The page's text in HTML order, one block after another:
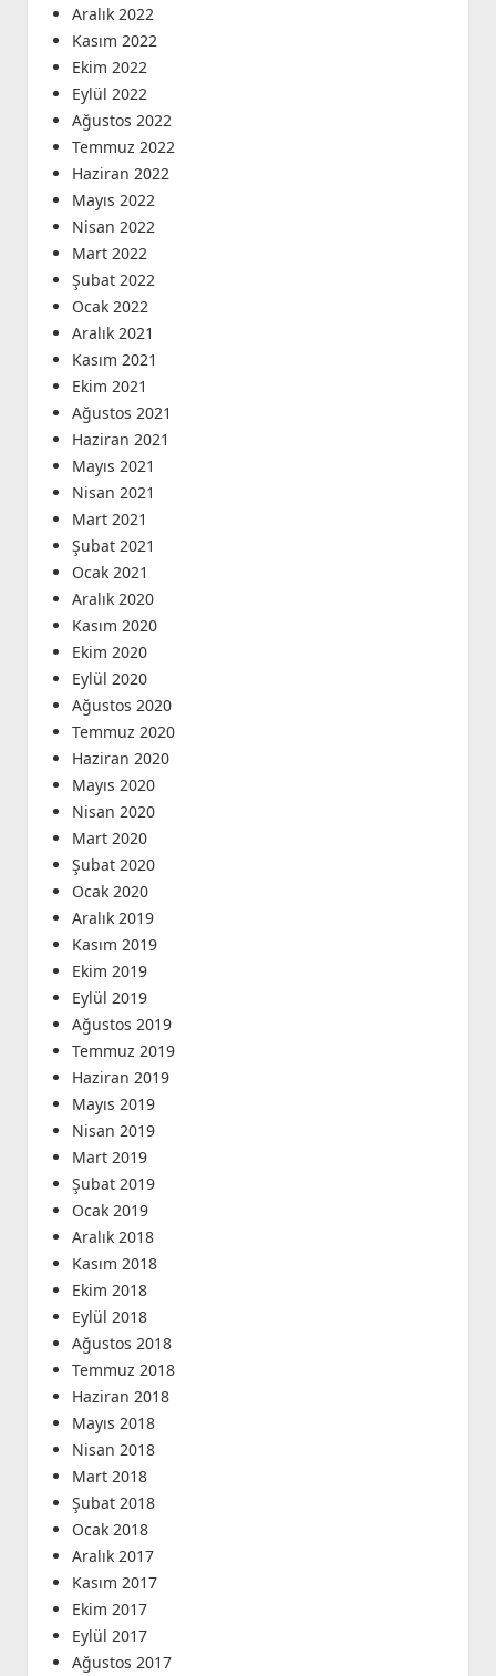
Aralık 2022
Kasım 2022
Ekim 2022
Eylül 2022
Ağustos 2022
Temmuz 2022
Haziran 2022
Mayıs 2022
Nisan 2022
Mart 2022
Şubat 2022
Ocak 2022
Aralık 2021
Kasım 2021
Ekim 2021
Ağustos 2021
Haziran 2021
Mayıs 2021
Nisan 2021
Mart 2021
Şubat 2021
Ocak 2021
Aralık 2020
Kasım 2020
Ekim 2020
Eylül 2020
Ağustos 2020
Temmuz 2020
Haziran 2020
Mayıs 2020
Nisan 2020
Mart 2020
Şubat 2020
Ocak 2020
Aralık 2019
Kasım 2019
Ekim 2019
Eylül 2019
Ağustos 2019
Temmuz 2019
Haziran 2019
Mayıs 2019
Nisan 2019
Mart 2019
Şubat 2019
Ocak 2019
Aralık 2018
Kasım 2018
Ekim 2018
Eylül 2018
Ağustos 2018
Temmuz 2018
Haziran 2018
Mayıs 2018
Nisan 2018
Mart 2018
Şubat 2018
Ocak 2018
Aralık 2017
Kasım 2017
Ekim 2017
Eylül 2017
Ağustos 2017